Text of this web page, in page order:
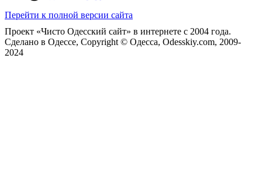
Перейти к полной версии сайта
Проект «Чисто Одесский сайт» в интернете с 2004 года.
Сделано в Одессе, Copyright © Одесса, Odesskiy.com, 2009-
2024